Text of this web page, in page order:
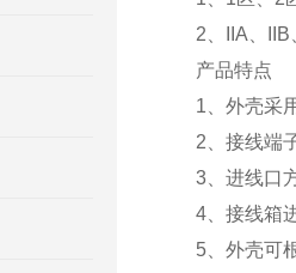
2、IIA、IIB
产品特点
1、外壳采
2、接线端
3、进线口
4、接线箱
5、外壳可